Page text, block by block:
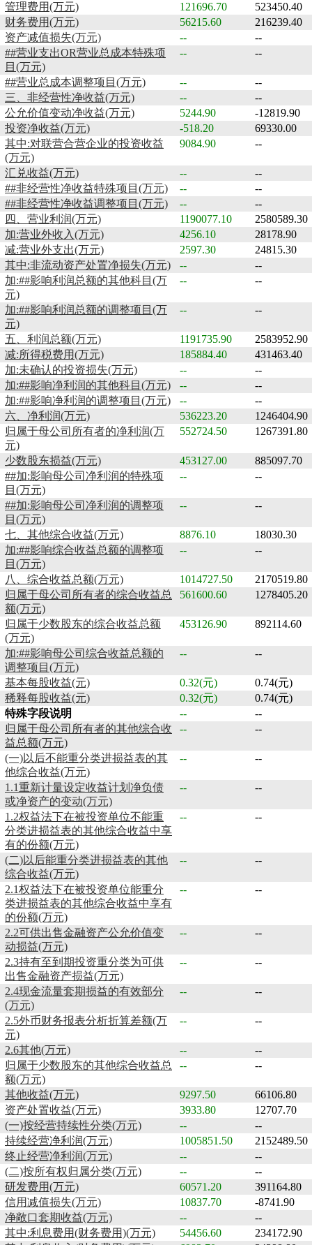
管理费用(万元)
121696.70
523450.40
财务费用(万元)
56215.60
216239.40
资产减值损失(万元)
--
--
##营业支出OR营业总成本特殊项
目(万元)
-- --
##营业总成本调整项目(万元) --
--
三、非经营性净收益(万元)
--
--
公允价值变动净收益(万元)
5244.90
-12819.90
投资净收益(万元)
-518.20
69330.00
其中:对联营合营企业的投资收益
(万元)
9084.90 --
汇兑收益(万元) --
--
##非经营性净收益特殊项目(万元)
--
--
##非经营性净收益调整项目(万元)
--
--
四、营业利润(万元)
1190077.10
2580589.30
加:营业外收入(万元)
4256.10
28178.90
减:营业外支出(万元)
2597.30
24815.30
其中:非流动资产处置净损失(万元)
--
--
加:##影响利润总额的其他科目(万
元)
-- --
加:##影响利润总额的调整项目(万
元)
-- --
五、利润总额(万元) 1191735.90
2583952.90
减:所得税费用(万元)
185884.40
431463.40
加:未确认的投资损失(万元)
--
--
加:##影响净利润的其他科目(万元)
--
--
加:##影响净利润的调整项目(万元)
--
--
六、净利润(万元)
536223.20
1246404.90
归属于母公司所有者的净利润(万
元)
552724.50 1267391.80
少数股东损益(万元) 453127.00
885097.70
##加:影响母公司净利润的特殊项
目(万元)
-- --
##加:影响母公司净利润的调整项
目(万元)
-- --
七、其他综合收益(万元) 8876.10
18030.30
加:##影响综合收益总额的调整项
目(万元)
-- --
八、综合收益总额(万元) 1014727.50
2170519.80
归属于母公司所有者的综合收益总
额(万元)
561600.60 1278405.20
归属于少数股东的综合收益总额
(万元)
453126.90 892114.60
加:##影响母公司综合收益总额的
调整项目(万元)
-- --
基本每股收益(元) 0.32(元)
0.74(元)
稀释每股收益(元)
0.32(元)
0.74(元)
特殊字段说明
--
--
归属于母公司所有者的其他综合收
益总额(万元)
-- --
(一)以后不能重分类进损益表的其
他综合收益(万元)
-- --
1.1重新计量设定收益计划净负债
或净资产的变动(万元)
-- --
1.2权益法下在被投资单位不能重
分类进损益表的其他综合收益中享
有的份额(万元)
-- --
(二)以后能重分类进损益表的其他
综合收益(万元)
-- --
2.1权益法下在被投资单位能重分
类进损益表的其他综合收益中享有
的份额(万元)
-- --
2.2可供出售金融资产公允价值变
动损益(万元)
-- --
2.3持有至到期投资重分类为可供
出售金融资产损益(万元)
-- --
2.4现金流量套期损益的有效部分
(万元)
-- --
2.5外币财务报表分析折算差额(万
元)
-- --
2.6其他(万元) --
--
归属于少数股东的其他综合收益总
额(万元)
-- --
其他收益(万元) 9297.50
66106.80
资产处置收益(万元)
3933.80
12707.70
(一)按经营持续性分类(万元)
--
--
持续经营净利润(万元)
1005851.50
2152489.50
终止经营净利润(万元)
--
--
(二)按所有权归属分类(万元)
--
--
研发费用(万元)
60571.20
391164.80
信用减值损失(万元)
10837.70
-8741.90
净敞口套期收益(万元)
--
--
其中:利息费用(财务费用)(万元)
54456.60
234172.90